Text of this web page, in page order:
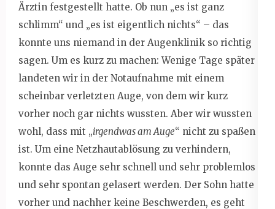
Ärztin festgestellt hatte. Ob nun „es ist ganz
schlimm“ und „es ist eigentlich nichts“ – das
konnte uns niemand in der Augenklinik so richtig
sagen. Um es kurz zu machen: Wenige Tage später
landeten wir in der Notaufnahme mit einem
scheinbar verletzten Auge, von dem wir kurz
vorher noch gar nichts wussten. Aber wir wussten
wohl, dass mit „irgendwas am Auge“ nicht zu spaßen
ist. Um eine Netzhautablösung zu verhindern,
konnte das Auge sehr schnell und sehr problemlos
und sehr spontan gelasert werden. Der Sohn hatte
vorher und nachher keine Beschwerden, es geht